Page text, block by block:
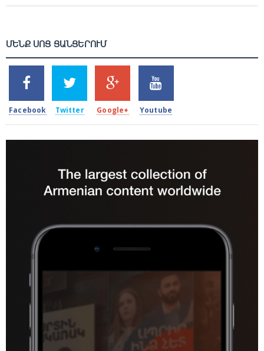
ՄԵՆՔ ՍՈՑ ՑԱՆՑԵՐՈՒՄ
2k
SHARES
Facebook
1.5k
TWEETS
Twitter
203
SHARES
Google+
620
SHARES
Youtube